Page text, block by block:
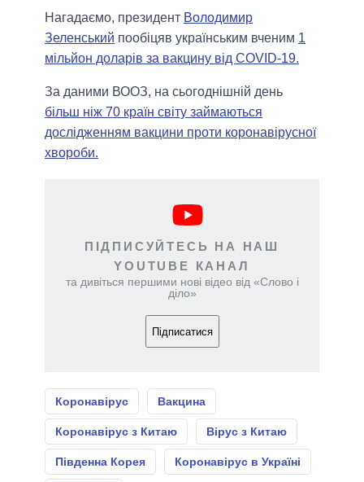
Нагадаємо, президент Володимир
Зеленський пообіцяв українським вченим 1
мільйон доларів за вакцину від COVID-19.
За даними ВООЗ, на сьогоднішній день
більш ніж 70 країн світу займаються
дослідженням вакцини проти коронавірусної
хвороби.
ПІДПИСУЙТЕСЬ НА НАШ
YOUTUBE КАНАЛ
та дивіться першими нові відео від «Слово і
діло»
Підписатися
Коронавірус Вакцина
Коронавірус з Китаю Вірус з Китаю
Південна Корея Коронавірус в Україні